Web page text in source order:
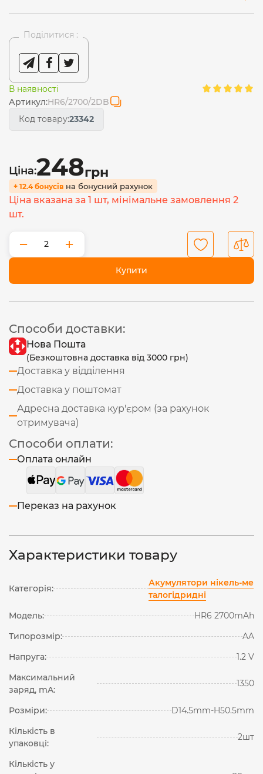
Поділитися :
В наявності
Артикул:HR6/2700/2DB
Код товару:23342
Ціна:248грн
+ 12.4 бонусів на бонусний рахунок
Ціна вказана за 1 шт, мінімальне замовлення 2
шт.
− +
Купити
Способи доставки:
Нова Пошта
(Безкоштовна доставка від 3000 грн)
Доставка у відділення
Доставка у поштомат
Адресна доставка кур'єром (за рахунок
отримувача)
Способи оплати:
Оплата онлайн
Переказ на рахунок
Характеристики товару
Категорія:
Акумулятори нікель-ме
талогідридні
Модель:
HR6 2700mAh
Типорозмір:
AA
Напруга:
1.2 V
Максимальний
заряд, mA:
1350
Розміри:
D14.5mm-H50.5mm
Кількість в
упаковці:
2шт
Кількість у